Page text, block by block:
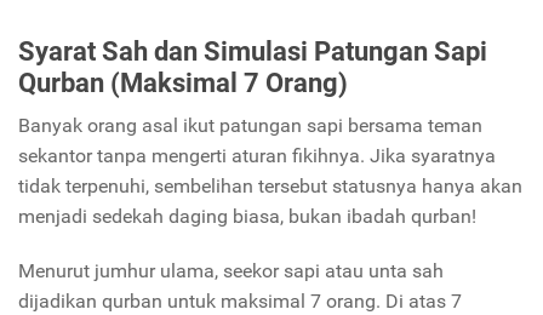
Syarat Sah dan Simulasi Patungan Sapi
Qurban (Maksimal 7 Orang)
Banyak orang asal ikut patungan sapi bersama teman
sekantor tanpa mengerti aturan fikihnya. Jika syaratnya
tidak terpenuhi, sembelihan tersebut statusnya hanya akan
menjadi sedekah daging biasa, bukan ibadah qurban!
Menurut jumhur ulama, seekor sapi atau unta sah
dijadikan qurban untuk maksimal 7 orang. Di atas 7